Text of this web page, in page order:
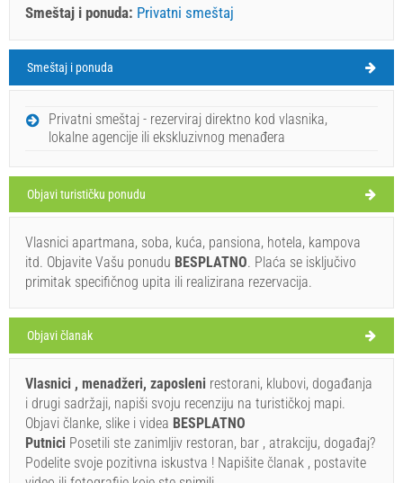
Smeštaj i ponuda: Privatni smeštaj
Pula Vreme
SUBOTA
Istra
32°C
nedelja,
9.8.26. 33°C
ponedeljak, 31°C vedro
Forest (Bar / Pab) Pula
Ivan Nane (Facebook page)
E-mail: forestbarpula@gmail.com
Smeštaj i ponuda
Privatni smeštaj - rezerviraj direktno kod vlasnika,
lokalne agencije ili ekskluzivnog menađera
Objavi turističku ponudu
Vlasnici apartmana, soba, kuća, pansiona, hotela, kampova
itd. Objavite Vašu ponudu BESPLATNO. Plaća se isključivo
primitak specifičnog upita ili realizirana rezervacija.
Objavi članak
Vlasnici , menadžeri, zaposleni restorani, klubovi, događanja
i drugi sadržaji, napiši svoju recenziju na turističkoj mapi.
Objavi članke, slike i videa BESPLATNO
Putnici Posetili ste zanimljiv restoran, bar , atrakciju, događaj?
Podelite svoje pozitivna iskustva ! Napišite članak , postavite